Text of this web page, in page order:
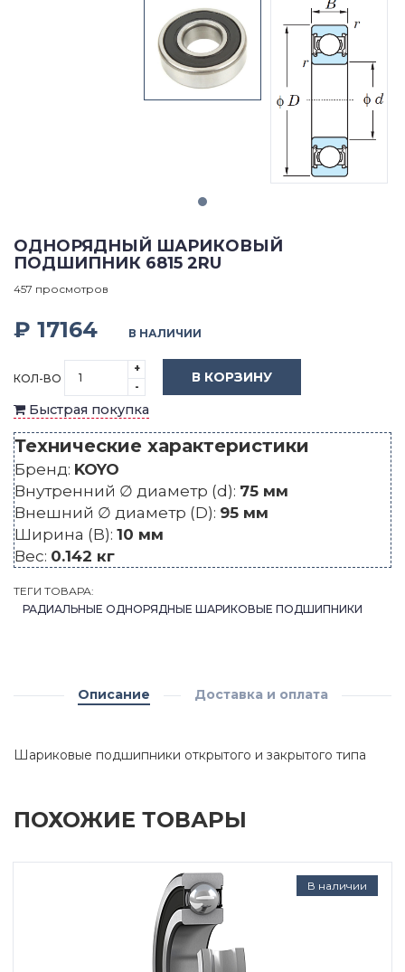
ОДНОРЯДНЫЙ ШАРИКОВЫЙ
ПОДШИПНИК 6815 2RU
457 просмотров
₽ 17164 В НАЛИЧИИ
КОЛ-ВО
+
-
В КОРЗИНУ
Быстрая покупка
Технические характеристики
Бренд: KOYO
Внутренний ∅ диаметр (d): 75 мм
Внешний ∅ диаметр (D): 95 мм
Ширина (B): 10 мм
Вес: 0.142 кг
ТЕГИ ТОВАРА:
РАДИАЛЬНЫЕ ОДНОРЯДНЫЕ ШАРИКОВЫЕ ПОДШИПНИКИ
Описание Доставка и оплата
Шариковые подшипники открытого и закрытого типа
ПОХОЖИЕ ТОВАРЫ
В наличии